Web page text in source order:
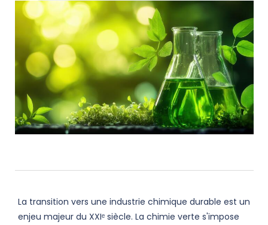
La transition vers une industrie chimique durable est un
enjeu majeur du XXIᵉ siècle. La chimie verte s'impose